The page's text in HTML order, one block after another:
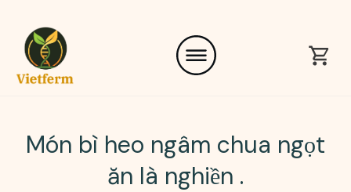
Món bì heo ngâm chua ngọt
ăn là nghiền .